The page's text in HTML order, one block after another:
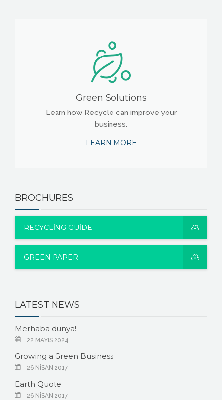
Green Solutions
Learn how Recycle can improve your
business.
LEARN MORE
BROCHURES
RECYCLING GUIDE
GREEN PAPER
LATEST NEWS
Merhaba dünya!
22 MAYIS 2024
Growing a Green Business
26 NISAN 2017
Earth Quote
26 NISAN 2017